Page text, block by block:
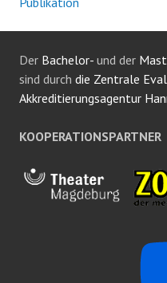
Der Bachelor- und der
sind durch die Zentrale
Akkreditierungsagentur
KOOPERATIONSPARTNER